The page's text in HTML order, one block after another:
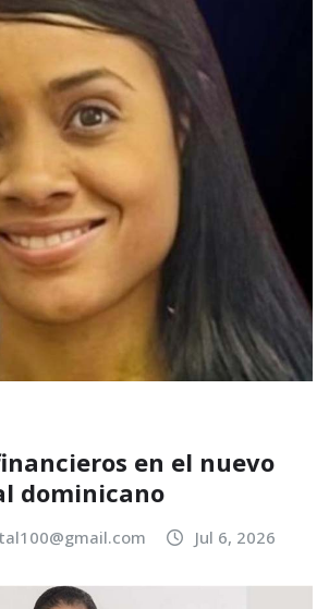
en el nuevo
dominicano
Jul 6, 2026